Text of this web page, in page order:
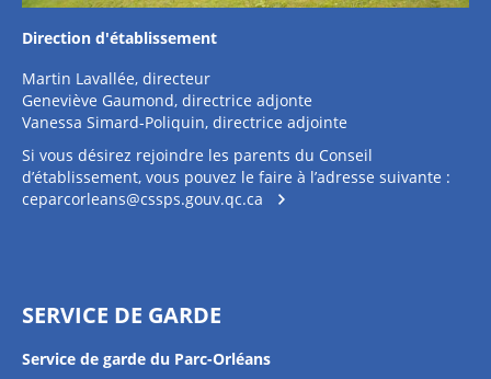
Direction d'établissement
Martin Lavallée, directeur
Geneviève Gaumond, directrice adjonte
Vanessa Simard-Poliquin, directrice adjointe
Si vous désirez rejoindre les parents du Conseil
d’établissement, vous pouvez le faire à l’adresse suivante :
ceparcorleans@cssps.gouv.qc.ca
SERVICE DE GARDE
Service de garde du Parc-Orléans